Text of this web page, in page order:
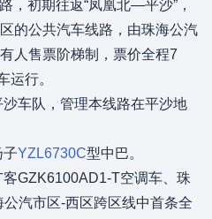
，初期往返“凤凰北—平沙”，
的公共汽车线路，由珠海公汽
人售票阶梯制，票价全程7
运行。
车队，管理本线路在平沙地
子YZL6730C型中巴。
GZK6100AD1-T空调车、珠
公汽市区-西区跨区线中首条全